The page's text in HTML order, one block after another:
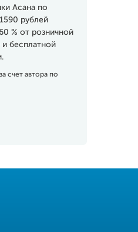
Асана по
рублей
% от розничной
бесплатной
счет автора по